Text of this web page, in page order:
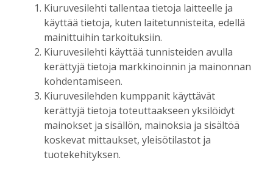
Salasana
Muista minut
Unohtuiko salasana?
Kiuruvesilehti tallentaa tietoja laitteelle ja
käyttää tietoja, kuten laitetunnisteita, edellä
mainittuihin tarkoituksiin.
Kiuruvesilehti käyttää tunnisteiden avulla
kerättyjä tietoja markkinoinnin ja mainonnan
kohdentamiseen.
Kiuruvesilehden kumppanit käyttävät
kerättyjä tietoja toteuttaakseen yksilöidyt
mainokset ja sisällön, mainoksia ja sisältöä
koskevat mittaukset, yleisötilastot ja
tuotekehityksen.